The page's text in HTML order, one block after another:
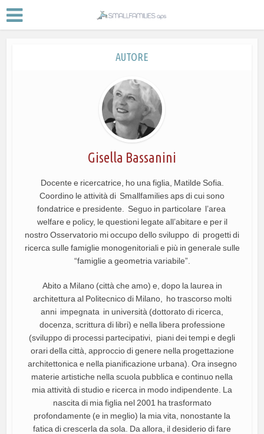
AUTORE
Gisella Bassanini
Docente e ricercatrice, ho una figlia, Matilde Sofia.
Coordino le attività di Smallfamilies aps di cui sono
fondatrice e presidente. Seguo in particolare l’area
welfare e policy, le questioni legate all’abitare e per il
nostro Osservatorio mi occupo dello sviluppo di progetti di
ricerca sulle famiglie monogenitoriali e più in generale sulle
“famiglie a geometria variabile”.
Abito a Milano (città che amo) e, dopo la laurea in
architettura al Politecnico di Milano, ho trascorso molti
anni impegnata in università (dottorato di ricerca,
docenza, scrittura di libri) e nella libera professione
(sviluppo di processi partecipativi, piani dei tempi e degli
orari della città, approccio di genere nella progettazione
architettonica e nella pianificazione urbana). Ora insegno
materie artistiche nella scuola pubblica e continuo nella
mia attività di studio e ricerca in modo indipendente. La
nascita di mia figlia nel 2001 ha trasformato
profondamente (e in meglio) la mia vita, nonostante la
fatica di crescerla da sola. Da allora, il desiderio di fare